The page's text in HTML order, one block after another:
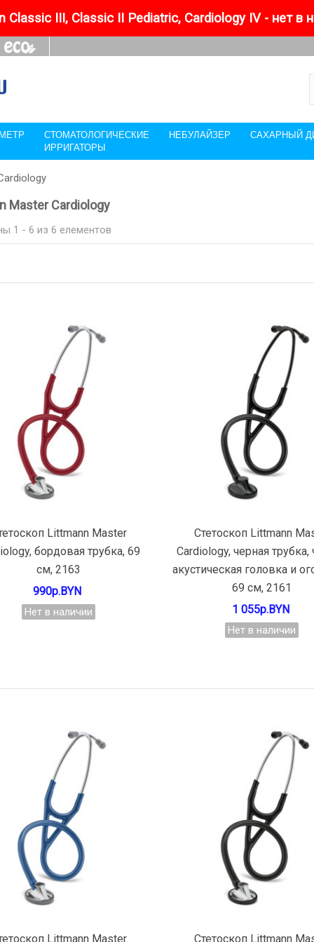
Classic III, Classic II Pediatric, Cardiology IV - нет в
СТОМАТОЛОГИЧЕСКИЕ
ИРРИГАТОРЫ
НЕБУЛАЙЗЕР САХАРНЫЙ
Master Cardiology
1 - 6 из 6 елементов
Подробнее
Littmann Master
бордовая трубка, 69
см, 2163
990р.BYN
Нет в наличии
Подробнее
Стетоскоп Littmann
Cardiology, черная трубка,
акустическая головка и
69 см, 2161
1 055р.BYN
Нет в наличии
Подробнее
Littmann Master Подробнее
Стетоскоп Littmann